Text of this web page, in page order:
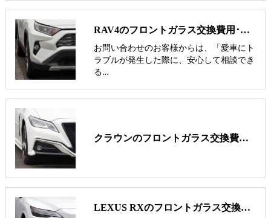
RAV4のフロントガラス交換費用･飛び石修理費用･低価格ガラス紹介
お問い合わせのお客様からは、「愛車にト
ラブルが発生した際に、安心して相談でき
る…
クラウンのフロントガラス交換費用･飛び石修理費用･低価格ガラス紹介
LEXUS RXのフロントガラス交換費用･飛び石修理費用･低価格ガラス紹介